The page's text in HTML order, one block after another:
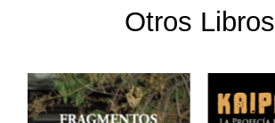
Otros Libros